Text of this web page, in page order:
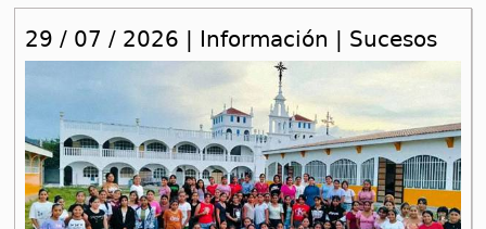
29 / 07 / 2026 | Información | Sucesos